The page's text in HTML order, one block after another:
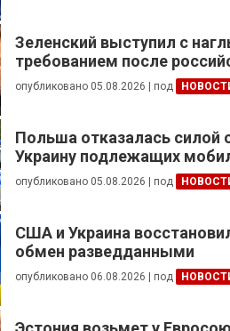
Зеленский выступил с
требованием после
опубликовано 05.08.2026 под
Польша отказалась силой
Украину подлежащих
опубликовано 05.08.2026 под
США и Украина
обмен разведданными
опубликовано 06.08.2026 под